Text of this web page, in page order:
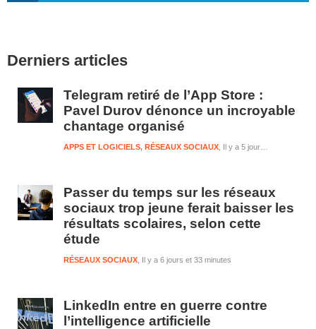
latérale
Derniers articles
Telegram retiré de l’App Store :
Pavel Durov dénonce un incroyable
chantage organisé
Il y a 5 jours et 1 heure
APPS ET LOGICIELS, RÉSEAUX SOCIAUX
Passer du temps sur les réseaux
sociaux trop jeune ferait baisser les
résultats scolaires, selon cette
étude
Il y a 6 jours et 33 minutes
RÉSEAUX SOCIAUX
LinkedIn entre en guerre contre
l’intelligence artificielle